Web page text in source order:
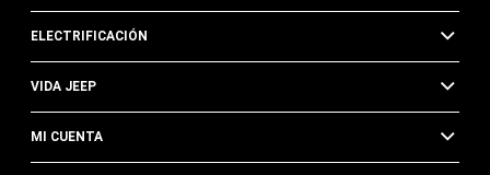
ELECTRIFICACIÓN
VIDA JEEP
MI CUENTA